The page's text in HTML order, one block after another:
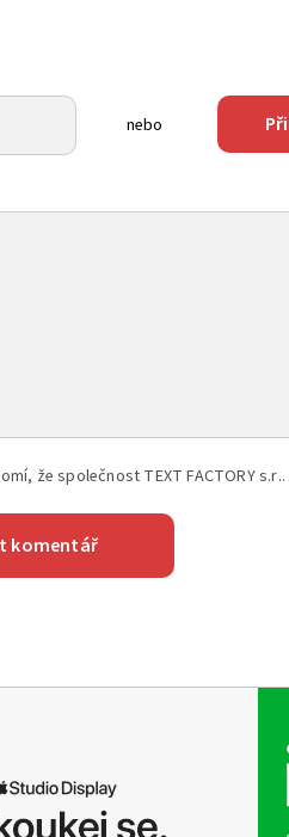
nebo
Vyplněním shora uvedených údajů beru na vědomí, že společnost TEXT FACTORY s.r.o., sídlem Brno, Durďákova 336/29, Černá Pole, PSČ: 613 00, IČ: 06157831, zapsané u Krajského soudu v Brně, oddíl C, vložka